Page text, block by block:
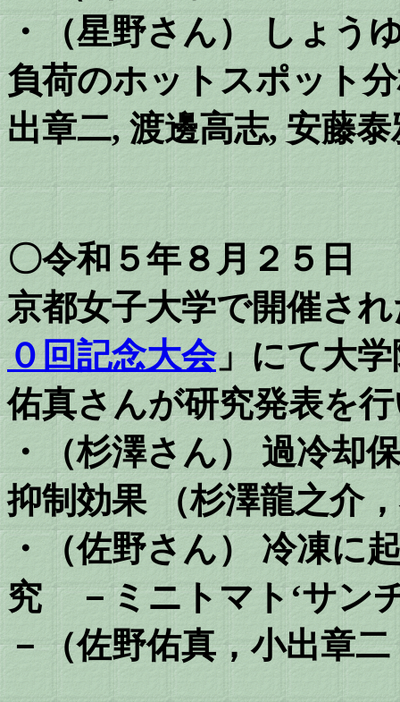
・（星野さん） しょう
負荷のホットスポット
出章二, 渡邊高志, 安藤
〇令和５年８月２５日
京都女子大学で開催さ
０回記念大会」にて大
佑真さんが研究発表を
・（杉澤さん） 過冷却
抑制効果 （杉澤龍之介
・（佐野さん） 冷凍に
究 －ミニトマト‘サン
－（佐野佑真，小出章